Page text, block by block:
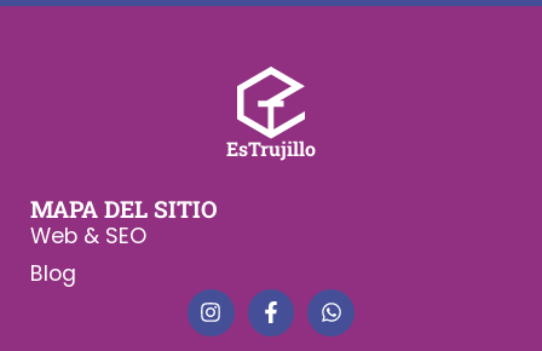
EsTrujillo
MAPA DEL SITIO
Web & SEO
Blog